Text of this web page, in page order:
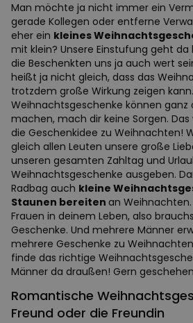
Man möchte ja nicht immer ein
gerade Kollegen oder entferne
eher ein kleines
mit klein? Unsere Einstufung geht da
die Beschenkten uns ja auch wert
heißt ja nicht gleich, dass das
trotzdem große Wirkung zeigen
Weihnachtsgeschenke können ganz
machen, mach dir keine Sorgen. Das
die Geschenkidee zu Weihnachten!
gleich allen Leuten unsere große
unseren gesamten Zahltag und
Weihnachtsgeschenke ausgeben.
Radbag auch kleine
Staunen bereiten an
Frauen in deinem Leben, also
Geschenke. Und mehrere Männer
mehrere Geschenke zu
finde das richtige
Männer da draußen! Gern
Romantische
Freund oder die Freundin